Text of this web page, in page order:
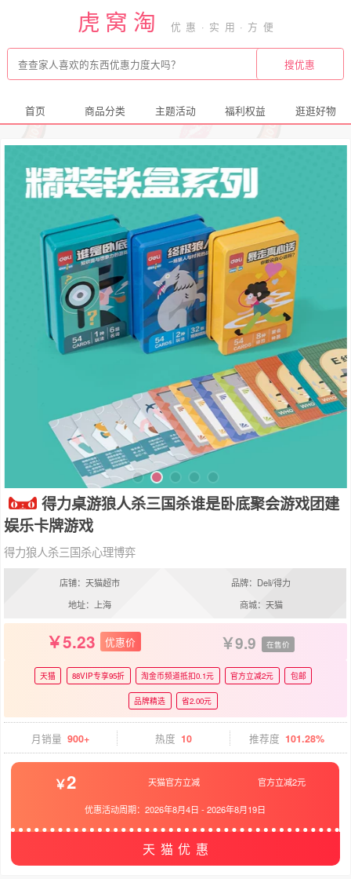
虎窝淘
首页 商品分类 主题活动 福利权益 逛逛好物
得力桌游狼人杀三国杀谁是卧底聚会游戏团建
娱乐卡牌游戏
得力狼人杀三国杀心理博弈
店铺：天猫超市
品牌：Deli/得力
地址：上海
商城：天猫
5.23 优惠价 9.9 在售价
天猫 88VIP专享95折 淘金币频道抵扣0.1元 官方立减2元 包邮
品牌精选 省2.00元
月销量 900+ 热度 10 推荐度 101.28%
2 天猫官方立减 官方立减2元
优惠活动周期：2026年8月4日 -2026年8月19日
天猫优惠